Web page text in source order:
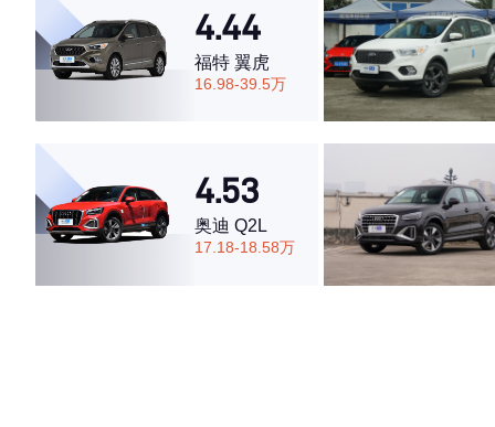
4.44
福特 翼虎
16.98-39.5万
4.53
奥迪 Q2L
17.18-18.58万